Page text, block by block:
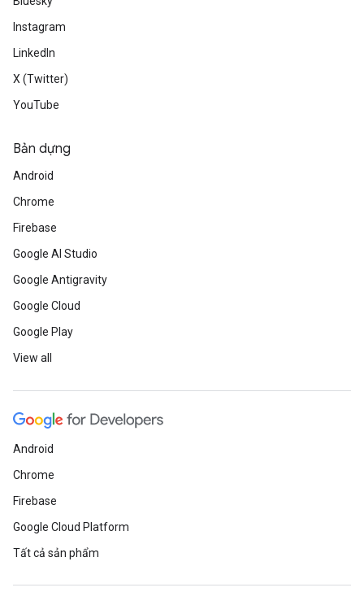
Instagram
LinkedIn
X (Twitter)
YouTube
Bản dựng
Android
Chrome
Firebase
Google AI Studio
Google Antigravity
Google Cloud
Google Play
View all
Android
Chrome
Firebase
Google Cloud Platform
Tất cả sản phẩm